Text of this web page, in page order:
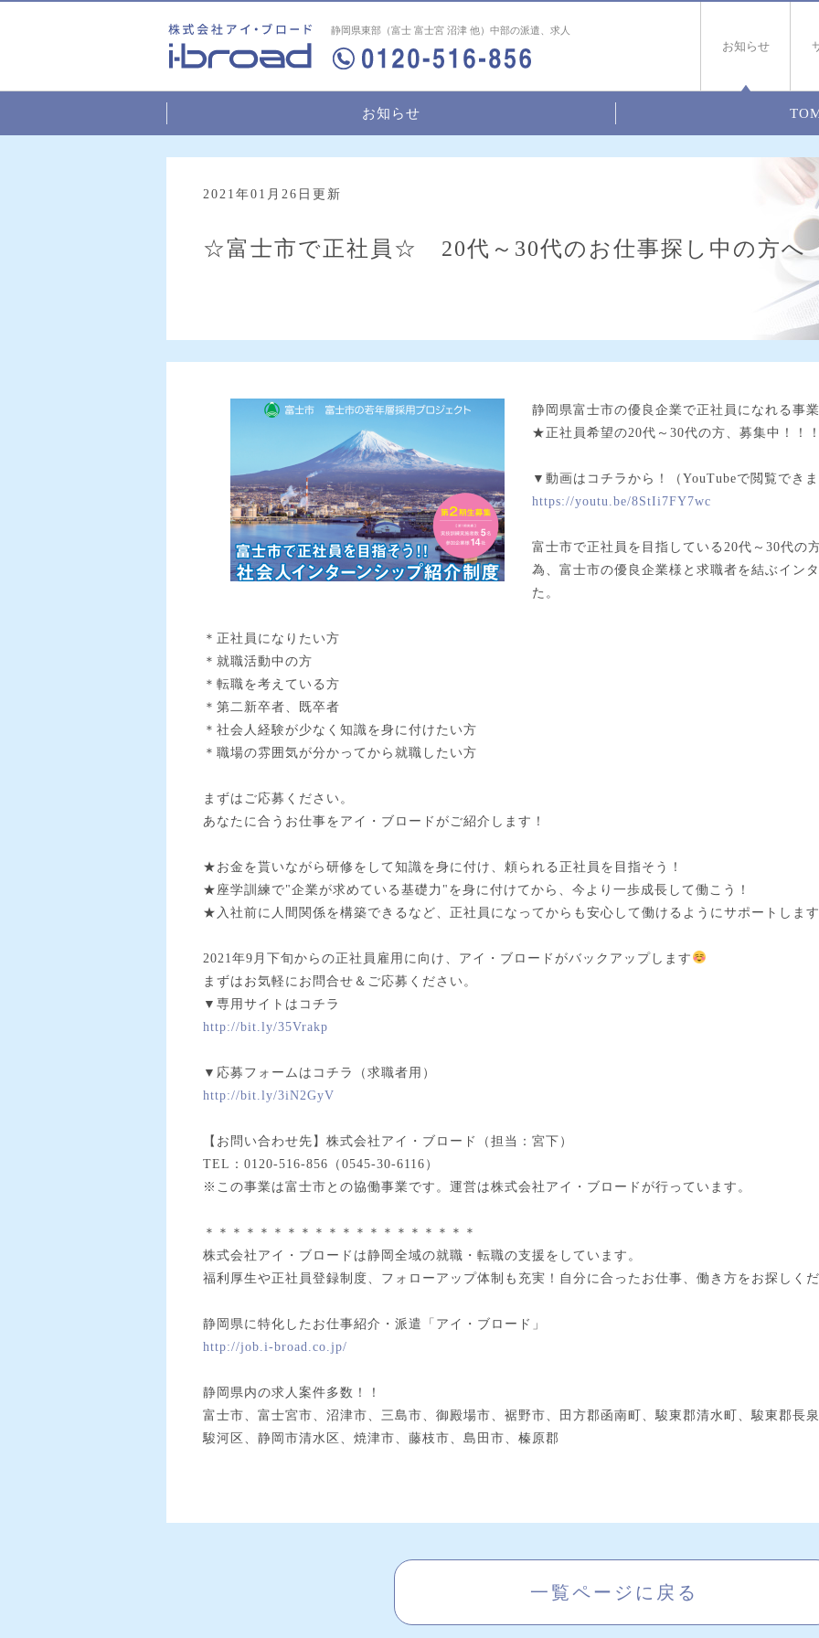
静岡県東部（富士 富士宮 沼津 他）中部の派遣、求人
お知らせ
お知らせ
☆富士市で正社員☆ 20代～30代のお仕事探し中の方へ
2021年01月26日更新
静岡県富士市の優良企業で正社員になれる事
★正社員希望の20代～30代の方、募集中！！
▼動画はコチラから！（YouTubeで閲覧でき
https://youtu.be/8StIi7FY7wc
富士市で正社員を目指している20代～30代の
為、富士市の優良企業様と求職者を結ぶイン
た。
＊正社員になりたい方
＊就職活動中の方
＊転職を考えている方
＊第二新卒者、既卒者
＊社会人経験が少なく知識を身に付けたい方
＊職場の雰囲気が分かってから就職したい方
まずはご応募ください。
あなたに合うお仕事をアイ・ブロードがご紹介します！
★お金を貰いながら研修をして知識を身に付け、頼られる正社員を目指そう！
★座学訓練で"企業が求めている基礎力"を身に付けてから、今より一歩成長して働こう！
★入社前に人間関係を構築できるなど、正社員になってからも安心して働けるようにサポートしま
2021年9月下旬からの正社員雇用に向け、アイ・ブロードがバックアップします
まずはお気軽にお問合せ＆ご応募ください。
▼専用サイトはコチラ
http://bit.ly/35Vrakp
▼応募フォームはコチラ（求職者用）
http://bit.ly/3iN2GyV
【お問い合わせ先】株式会社アイ・ブロード（担当：宮下）
TEL：0120-516-856（0545-30-6116）
※この事業は富士市との協働事業です。運営は株式会社アイ・ブロードが行っています。
＊＊＊＊＊＊＊＊＊＊＊＊＊＊＊＊＊＊＊＊
株式会社アイ・ブロードは静岡全域の就職・転職の支援をしています。
福利厚生や正社員登録制度、フォローアップ体制も充実！自分に合ったお仕事、働き方をお探しく
静岡県に特化したお仕事紹介・派遣「アイ・ブロード」
http://job.i-broad.co.jp/
静岡県内の求人案件多数！！
富士市、富士宮市、沼津市、三島市、御殿場市、裾野市、田方郡函南町、駿東郡清水町、駿東郡長
駿河区、静岡市清水区、焼津市、藤枝市、島田市、榛原郡
一覧ページに戻る